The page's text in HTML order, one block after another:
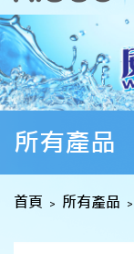
所有產品
首頁 > 所有產品 >